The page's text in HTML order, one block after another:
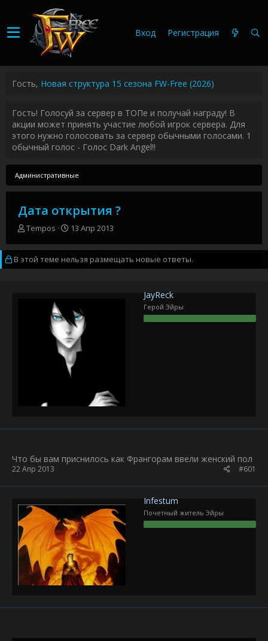
Вход Регистрация
Гость, Новая структура 15 сезона FW-Free (2026)
Гость! Голосуй за сервер в ТОПе и получай награду! В
акции может принять участие любой игрок сервера. Для
этого нужно голосовать за сервер обычными голосами. 1
обычный голос - Голос Dark Angel!!
Административные
Дата открытия ?
А
т
о
р
Tempos
Д
т
а
н
л
а
13 Апр 2013
В этой теме нельзя размещать новые ответы.
JayReck
Герой Эйры
Что бы вам приснилось как Франгорам ввели женский пол
22 Апр 2013 #601
Infestum
Почетный житель Эйры